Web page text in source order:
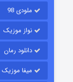
ملودی 98
نواز موزیک
دانلود رمان
میفا موزیک